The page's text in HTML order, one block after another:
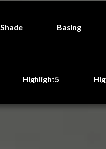
Shade Basing
Highlight5